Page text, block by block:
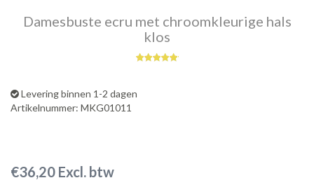
Damesbuste ecru met chroomkleurige hals
klos
Levering binnen 1-2 dagen
Artikelnummer: MKG01011
€36,20 Excl. btw